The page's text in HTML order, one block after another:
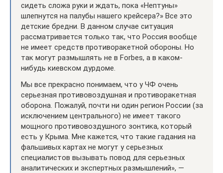
сидеть сложа руки и ждать, пока «Нептуны»
шлепнутся на палубы нашего крейсера?» Все это
детские бредни. В данном случае ситуация
рассматривается только так, что Россия вообще
не имеет средств противоракетной обороны. Но
так могут размышлять не в Forbes, а в каком-
нибудь киевском дурдоме.
Мы все прекрасно понимаем, что у ЧФ очень
серьезная противовоздушная и противоракетная
оборона. Пожалуй, почти ни один регион России (за
исключением центрального) не имеет такого
мощного противовоздушного зонтика, который
есть у Крыма. Мне кажется, что такие гадания на
фальшивых картах не могут у серьезных
специалистов вызывать повод для серьезных
аналитических и экспертных размышлений», —